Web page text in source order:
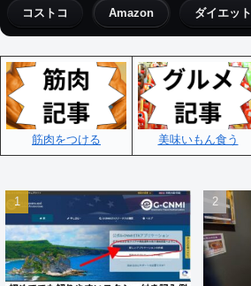
コストコ Amazon ダイエット
筋肉をつける 美味いもん食う